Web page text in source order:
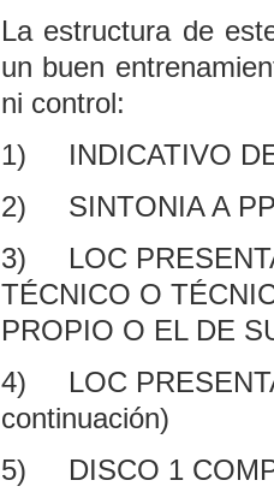
La estructura de
un buen
ni control:
1)
INDICATIVO
2)
SINTONIA A
3)
LOC
TÉCNICO O
PROPIO O EL DE
4)
LOC
continuación)
5)
DISCO 1